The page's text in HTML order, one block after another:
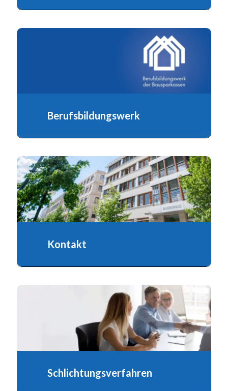
Berufsbildungswerk
Kontakt
Das Schlichtungsverfahren der privaten
Schlichtungsverfahren